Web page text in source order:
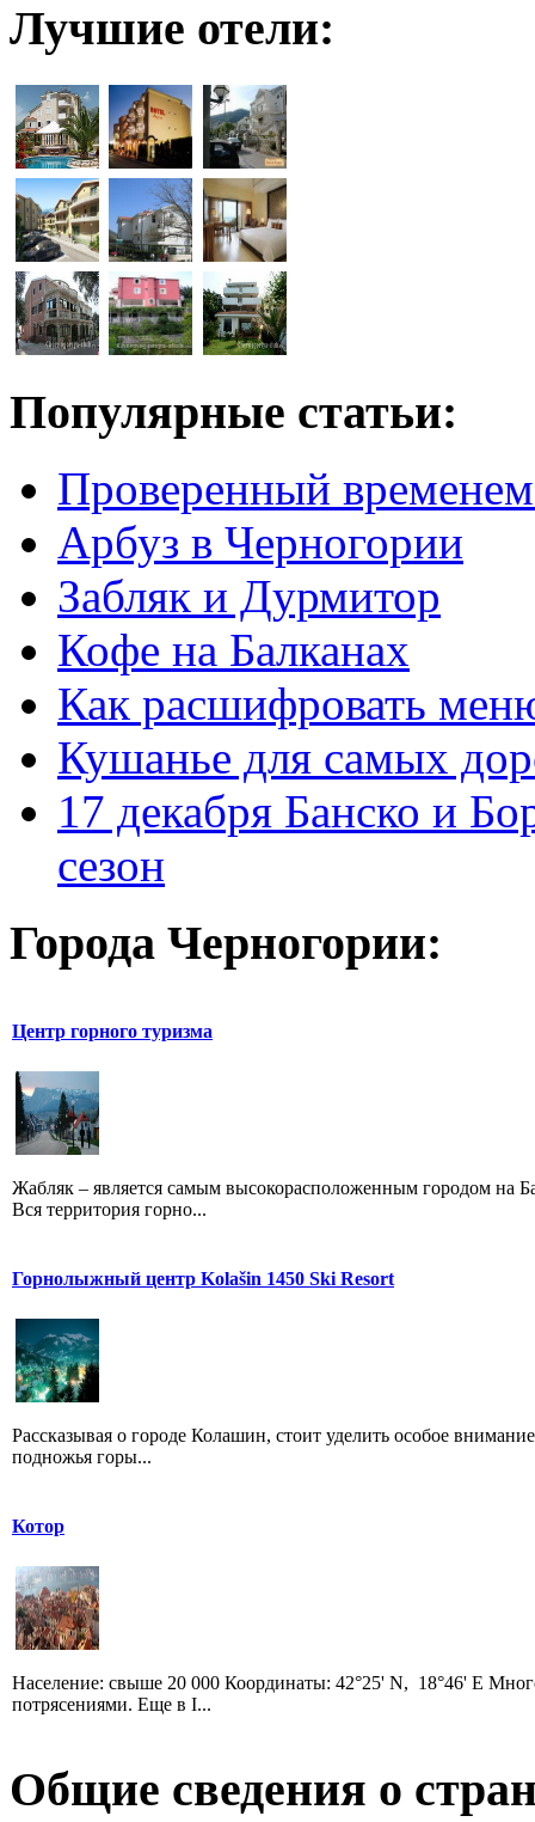
Лучшие отели:
Популярные статьи:
Проверенный временем
Арбуз в Черногории
Забляк и Дурмитор
Кофе на Балканах
Как расшифровать
Кушанье для самых
17 декабря Банско и
сезон
Города Черногории:
Центр горного туризма
Жабляк – является самым высокорасположенным городом на
Вся территория горно...
Горнолыжный центр Kolašin 1450 Ski Resort
Рассказывая о городе Колашин, стоит уделить особое
подножья горы...
Котор
Население: свыше 20 000 Координаты: 42°25' N, 18°46' E
потрясениями. Еще в I...
Общие сведения о